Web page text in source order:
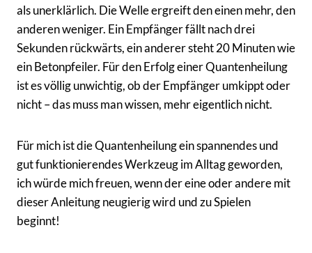
als unerklärlich. Die Welle ergreift den einen mehr, den
anderen weniger. Ein Empfänger fällt nach drei
Sekunden rückwärts, ein anderer steht 20 Minuten wie
ein Betonpfeiler. Für den Erfolg einer Quantenheilung
ist es völlig unwichtig, ob der Empfänger umkippt oder
nicht – das muss man wissen, mehr eigentlich nicht.
Für mich ist die Quantenheilung ein spannendes und
gut funktionierendes Werkzeug im Alltag geworden,
ich würde mich freuen, wenn der eine oder andere mit
dieser Anleitung neugierig wird und zu Spielen
beginnt!